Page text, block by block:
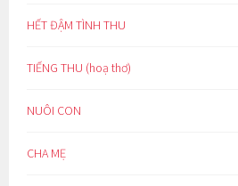
HẾT ĐẬM TÌNH THU
TIẾNG THU (hoạ thơ)
NUÔI CON
CHA MẸ